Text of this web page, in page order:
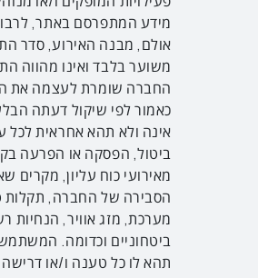
מידע המתפרסם באתר,
אולם, מבנה האירוע, סדר
משוער בלבד ואינו מהווה
החברה שומרת לעצמה את
כאמור לפי שיקול דעתה
אינה ולא תהא אחראית לכל
ביטול, הפסקה או הפרעה
מאירועי כוח עליון, מקרים
הסבירה של החברה, תקלות
מערכת, מזג אוויר, הנחיות
ביטחוניים וכדומה.
תהא לו כל טענה ו/או